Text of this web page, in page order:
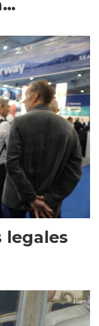
legales